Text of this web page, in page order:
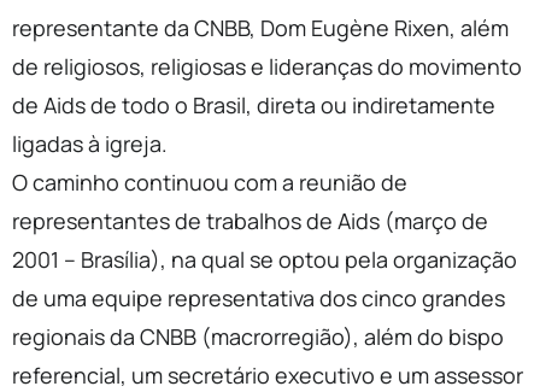
representante da CNBB, Dom Eugène Rixen, além
de religiosos, religiosas e lideranças do movimento
de Aids de todo o Brasil, direta ou indiretamente
ligadas à igreja.
O caminho continuou com a reunião de
representantes de trabalhos de Aids (março de
2001 – Brasília), na qual se optou pela organização
de uma equipe representativa dos cinco grandes
regionais da CNBB (macrorregião), além do bispo
referencial, um secretário executivo e um assessor